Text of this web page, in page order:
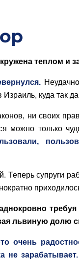
теплом и
куда так
ни своих
можно только
Теперь супруги
львиную долю
очень